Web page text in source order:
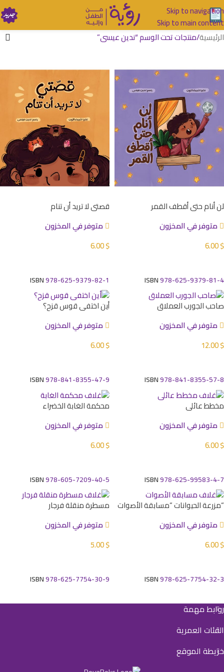
Skip to navigation
Skip to main content
الرئيسية منتجات تحت الوسم “ندين عيسى”
لن أنام حتى أقطف القمر
متوفر في المخزون
6.00$
ISBN978-625-9379-81-4
قصتي لا تريد أن تنام
متوفر في المخزون
6.00$
ISBN978-625-9379-82-1
صاحب الجورب العملاق
متوفر في المخزون
12.00$
ISBN978-841-8355-57-8
أين اختفى قوس قزح؟
متوفر في المخزون
6.00$
ISBN978-841-8355-47-9
مخطط عائلي
متوفر في المخزون
6.00$
ISBN978-625-99583-4-7
محكمة الغابة الخضراء
متوفر في المخزون
6.00$
ISBN978-605-7209-40-5
“مزرعة الحيوانات “مسابقة الأصوات
متوفر في المخزون
6.00$
ISBN978-625-7754-32-3
مسطرة منقلة فرجار
متوفر في المخزون
5.00$
ISBN978-625-7754-30-9
روابط مهمة
الفئات العمرية
خريطة الموقع